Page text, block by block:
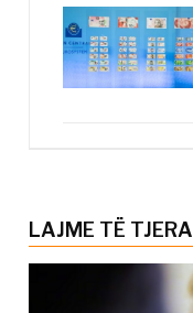
LAJME TË TJERA